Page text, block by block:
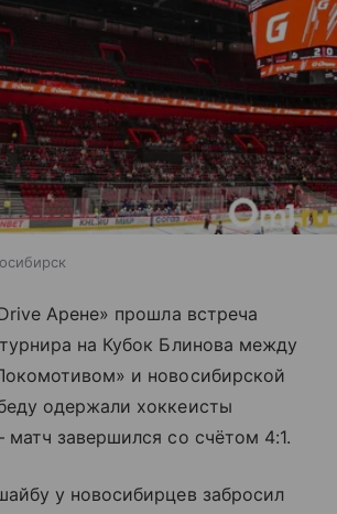
Арене» прошла встреча
на Кубок Блинова между
и новосибирской
одержали хоккеисты
завершился со счётом 4:1.
у новосибирцев забросил